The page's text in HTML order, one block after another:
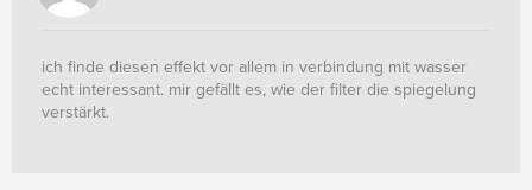
ich finde diesen effekt vor allem in verbindung mit wasser
echt interessant. mir gefällt es, wie der filter die spiegelung
verstärkt.